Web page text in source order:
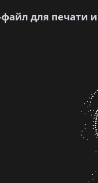
для печати